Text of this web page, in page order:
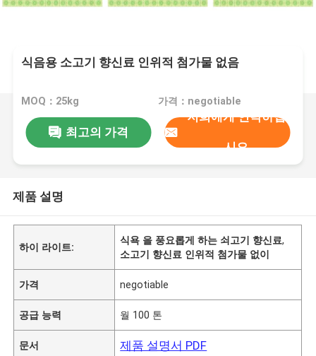
식음용 소고기 향신료 인위적 첨가물 없음
MOQ：25kg 가격：negotiable
최고의 가격
저희에게 연락하십
시오
제품 설명
하이 라이트:
식욕 을 풍요롭게 하는 쇠고기 향신료,
소고기 향신료 인위적 첨가물 없이
가격 negotiable
공급 능력 월 100 톤
문서 제품 설명서 PDF